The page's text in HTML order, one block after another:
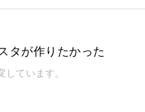
タが作りたかった
ています。